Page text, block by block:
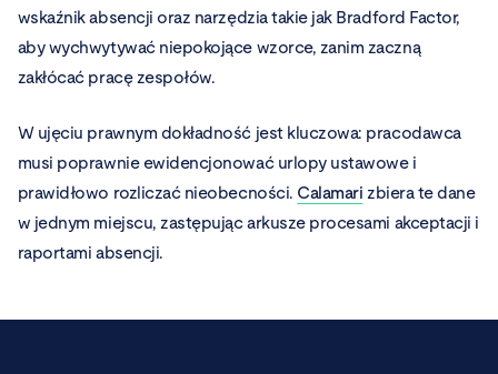
wskaźnik absencji oraz narzędzia takie jak Bradford Factor,
aby wychwytywać niepokojące wzorce, zanim zaczną
zakłócać pracę zespołów.
W ujęciu prawnym dokładność jest kluczowa: pracodawca
musi poprawnie ewidencjonować urlopy ustawowe i
prawidłowo rozliczać nieobecności. Calamari zbiera te dane
w jednym miejscu, zastępując arkusze procesami akceptacji i
raportami absencji.